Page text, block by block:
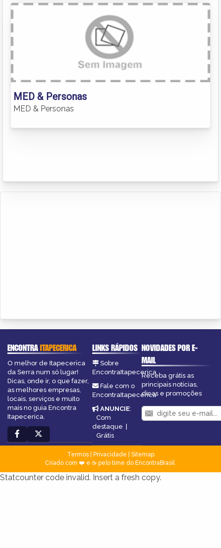
MED & Personas
MED & Personas
ENCONTRAITAPECERICA
O melhor de Itapecerica
da Serra num só lugar!
Dicas, onde ir, o que fazer,
as melhores empresas,
locais, serviços e muito
mais no guia Encontra
Itapecerica.
LINKS RÁPIDOS
Sobre
EncontraItapecerica
Fale com o
EncontraItapecerica
ANUNCIE:
Com
destaque |
Grátis
NOVIDADES POR E-
MAIL
Receba grátis as
principais notícias,
dicas e promoções
Termos| Privacidade
Sitemap
Criado com ❤️ e ☕ pelo time do EncontraBrasil
Statcounter code invalid. Insert a fresh copy.